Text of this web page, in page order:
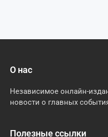
О нас
Независимое онлайн-
новости о главных
Полезные ссылки